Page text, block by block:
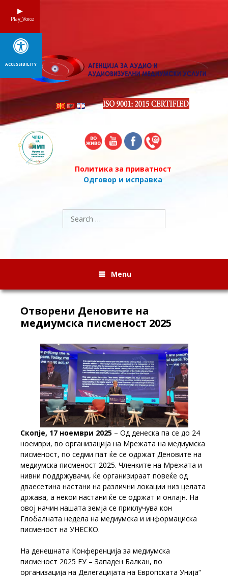
Политика за приватност
Одговор и исправка
Search
for:
Menu
Отворени Деновите на
медиумска писменост 2025
Скопје, 17 ноември 2025 – Од денеска па се до 24
ноември, во организација на Мрежата на медиумска
писменост, по седми пат ќе се одржат Деновите на
медиумска писменост 2025. Членките на Мрежата и
нивни поддржувачи, ќе организираат повеќе од
дваесетина настани на различни локации низ целата
држава, а некои настани ќе се одржат и онлајн. На
овој начин нашата земја се приклучува кон
Глобалната недела на медиумска и информациска
писменост на УНЕСКО.
На денешната Конференција за медиумска
писменост 2025 ЕУ – Западен Балкан, во
организација на Делегацијата на Европската Унија“
Play_Voice
ACCESSIBILITY